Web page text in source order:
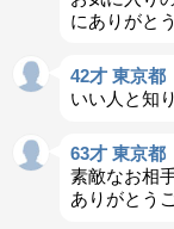
にありがと
42才 東京都
いい人と知
63才 東京都
素敵なお相
ありがとう